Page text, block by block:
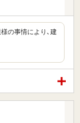
の事情により､建